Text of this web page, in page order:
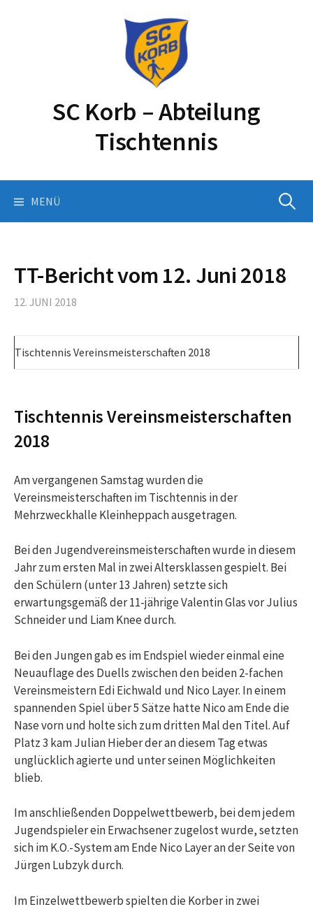
SC Korb – Abteilung
Tischtennis
MENÜ Suchen
TT-Bericht vom 12. Juni 2018
12. JUNI 2018
Tischtennis Vereinsmeisterschaften 2018
Tischtennis Vereinsmeisterschaften
2018
Am vergangenen Samstag wurden die
Vereinsmeisterschaften im Tischtennis in der
Mehrzweckhalle Kleinheppach ausgetragen.
Bei den Jugendvereinsmeisterschaften wurde in diesem
Jahr zum ersten Mal in zwei Altersklassen gespielt. Bei
den Schülern (unter 13 Jahren) setzte sich
erwartungsgemäß der 11-jährige Valentin Glas vor Julius
Schneider und Liam Knee durch.
Bei den Jungen gab es im Endspiel wieder einmal eine
Neuauflage des Duells zwischen den beiden 2-fachen
Vereinsmeistern Edi Eichwald und Nico Layer. In einem
spannenden Spiel über 5 Sätze hatte Nico am Ende die
Nase vorn und holte sich zum dritten Mal den Titel. Auf
Platz 3 kam Julian Hieber der an diesem Tag etwas
unglücklich agierte und unter seinen Möglichkeiten
blieb.
Im anschließenden Doppelwettbewerb, bei dem jedem
Jugendspieler ein Erwachsener zugelost wurde, setzten
sich im K.O.-System am Ende Nico Layer an der Seite von
Jürgen Lubzyk durch.
Im Einzelwettbewerb spielten die Korber in zwei